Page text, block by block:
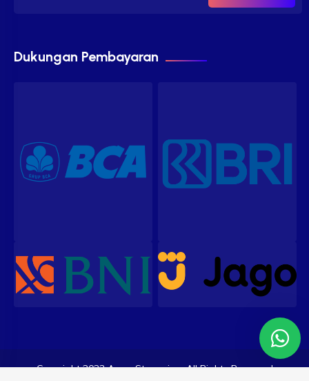
Dukungan Pembayaran
Copyright 2023 ArenaStreaming. All Rights Reserved